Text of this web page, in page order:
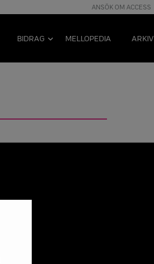
ANSÖK OM ACCESS
BIDRAG MELLOPEDIA ARKIV